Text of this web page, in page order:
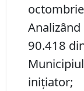
90.418
iniţiator;